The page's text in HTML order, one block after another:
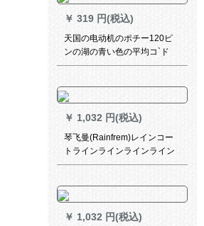
￥ 319 円(税込)
天国の电动机のポチー120ピ
ンの湖の青い色の平均コ`ド
￥ 1,032 円(税込)
琴飞曼(Rainfrem)レインコー
トラインラインラインライン
ラインレース大人屋外ウォー
服の仕业を大好きにしまし
た。男女の反射力が増しまし
た。レンコトート桜粉（ピン
￥ 1,032 円(税込)